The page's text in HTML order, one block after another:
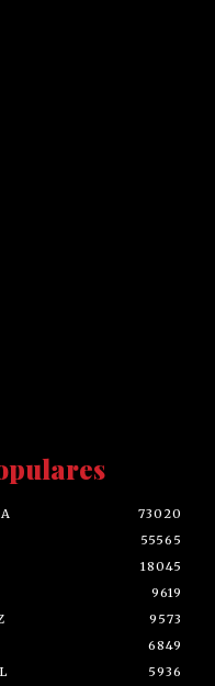
73020
55565
18045
9619
9573
6849
5936